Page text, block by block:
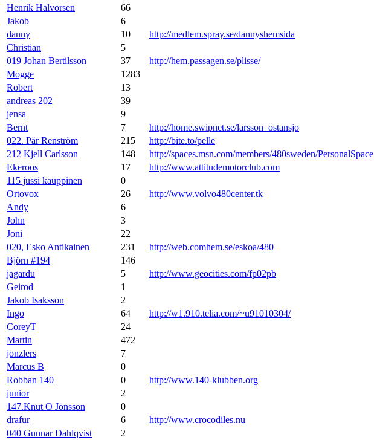
Henrik Halvorsen
66
Jakob
6
danny
10 http://medlem.spray.se/dannyshemsida
Christian
5
019 Johan Bertilsson
37 http://hem.passagen.se/plisse/
Mogge
1283
Robert
13
andreas 202
39
jensa
9
Bernt
7 http://home.swipnet.se/larsson_ostansjo
022. Pär Renström
215 http://bite.to/pelle
212 Kjell Carlsson
148 http://spaces.msn.com/members/480sweden/
Ekeroos
17 http://www.attitudemotorclub.com
115 jussi kauppinen
0
Ortovox
26 http://www.volvo480center.tk
Andy
6
John
3
Joni
22
020, Esko Antikainen
231 http://web.comhem.se/eskoa/480
Björn #194
146
jagardu
5 http://www.geocities.com/fp02pb
Geirod
1
Jakob Isaksson
2
Ingo
64 http://w1.910.telia.com/~u91010304/
CoreyT
24
Martin
472
jonzlers
7
Marcus B
0
Robban 140
0 http://www.140-klubben.org
junior
2
147.Knut O Jönsson
0
drafur
6 http://www.crocodiles.nu
040 Gunnar Dahlqvist
2